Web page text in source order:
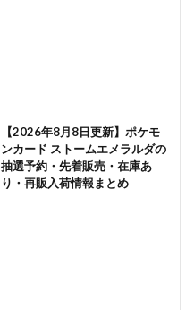
【2026年8月8日更新】ポケモ
ンカード ストームエメラルダの
抽選予約・先着販売・在庫あ
り・再販入荷情報まとめ